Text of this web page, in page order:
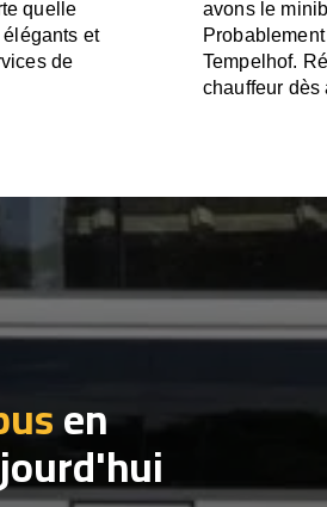
quelle
et
de
avons le
Tempelhof.
chauffeur dès
en